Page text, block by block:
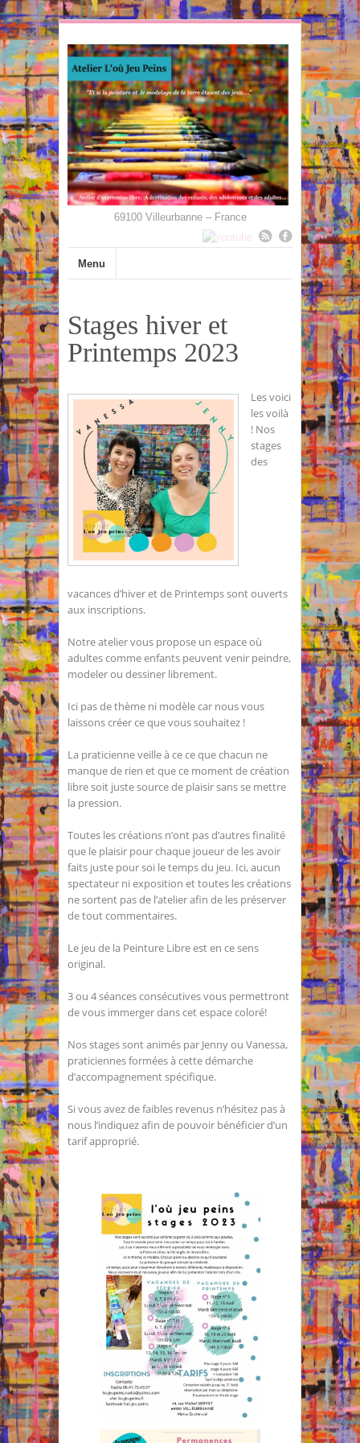
69100 Villeurbanne – France
Menu
Stages hiver et
Printemps 2023
Les voici
les voilà
! Nos
stages
des
vacances d’hiver et de Printemps sont ouverts
aux inscriptions.
Notre atelier vous propose un espace où
adultes comme enfants peuvent venir peindre,
modeler ou dessiner librement.
Ici pas de thème ni modèle car nous vous
laissons créer ce que vous souhaitez !
La praticienne veille à ce ce que chacun ne
manque de rien et que ce moment de création
libre soit juste source de plaisir sans se mettre
la pression.
Toutes les créations n’ont pas d’autres finalité
que le plaisir pour chaque joueur de les avoir
faits juste pour soi le temps du jeu. Ici, aucun
spectateur ni exposition et toutes les créations
ne sortent pas de l’atelier afin de les préserver
de tout commentaires.
Le jeu de la Peinture Libre est en ce sens
original.
3 ou 4 séances consécutives vous permettront
de vous immerger dans cet espace coloré!
Nos stages sont animés par Jenny ou Vanessa,
praticiennes formées à cette démarche
d’accompagnement spécifique.
Si vous avez de faibles revenus n’hésitez pas à
nous l’indiquez afin de pouvoir bénéficier d’un
tarif approprié.